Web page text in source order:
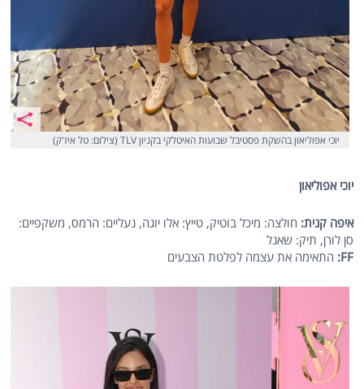
יוכי אפוליאון בהשקת פסטיבל שבועות האיטלקי בקניון TLV (צילום: טל איז'ק)
יוכי אפוליאון
איפה קנית: חולצה: מיכל בוטיק, טייץ: אלו יוגה, נעליים: הרמס, משקפיים:
סן לורן, תיק: שאנל
FF
: התאימה את עצמה לפלטת הצבעים